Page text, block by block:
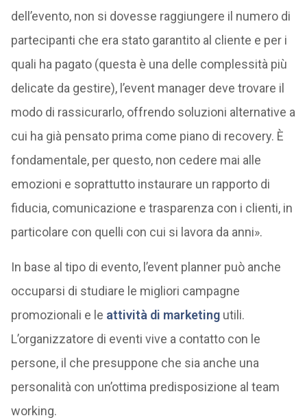
dell’evento, non si dovesse raggiungere il numero di
partecipanti che era stato garantito al cliente e per i
quali ha pagato (questa è una delle complessità più
delicate da gestire), l’event manager deve trovare il
modo di rassicurarlo, offrendo soluzioni alternative a
cui ha già pensato prima come piano di recovery. È
fondamentale, per questo, non cedere mai alle
emozioni e soprattutto instaurare un rapporto di
fiducia, comunicazione e trasparenza con i clienti, in
particolare con quelli con cui si lavora da anni».
In base al tipo di evento, l’event planner può anche
occuparsi di studiare le migliori campagne
promozionali e le attività di marketingutili.
L’organizzatore di eventi vive a contatto con le
persone, il che presuppone che sia anche una
personalità con un’ottima predisposizione al team
working.